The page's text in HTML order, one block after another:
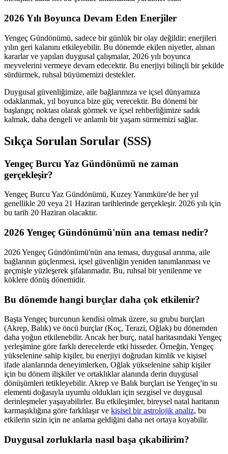
2026 Yılı Boyunca Devam Eden Enerjiler
Yengeç Gündönümü, sadece bir günlük bir olay değildir; enerjileri
yılın geri kalanını etkileyebilir. Bu dönemde ekilen niyetler, alınan
kararlar ve yapılan duygusal çalışmalar, 2026 yılı boyunca
meyvelerini vermeye devam edecektir. Bu enerjiyi bilinçli bir şekilde
sürdürmek, ruhsal büyümemizi destekler.
Duygusal güvenliğimize, aile bağlarımıza ve içsel dünyamıza
odaklanmak, yıl boyunca bize güç verecektir. Bu dönemi bir
başlangıç noktası olarak görmek ve içsel rehberliğimize sadık
kalmak, daha dengeli ve anlamlı bir yaşam sürmemizi sağlar.
Sıkça Sorulan Sorular (SSS)
Yengeç Burcu Yaz Gündönümü ne zaman
gerçekleşir?
Yengeç Burcu Yaz Gündönümü, Kuzey Yarımküre'de her yıl
genellikle 20 veya 21 Haziran tarihlerinde gerçekleşir. 2026 yılı için
bu tarih 20 Haziran olacaktır.
2026 Yengeç Gündönümü'nün ana teması nedir?
2026 Yengeç Gündönümü'nün ana teması, duygusal arınma, aile
bağlarının güçlenmesi, içsel güvenliğin yeniden tanımlanması ve
geçmişle yüzleşerek şifalanmadır. Bu, ruhsal bir yenilenme ve
köklere dönüş dönemidir.
Bu dönemde hangi burçlar daha çok etkilenir?
Başta Yengeç burcunun kendisi olmak üzere, su grubu burçları
(Akrep, Balık) ve öncü burçlar (Koç, Terazi, Oğlak) bu dönemden
daha yoğun etkilenebilir. Ancak her burç, natal haritasındaki Yengeç
yerleşimine göre farklı derecelerde etki hisseder. Örneğin, Yengeç
yükselenine sahip kişiler, bu enerjiyi doğrudan kimlik ve kişisel
ifade alanlarında deneyimlerken, Oğlak yükselenine sahip kişiler
için bu dönem ilişkiler ve ortaklıklar alanında derin duygusal
dönüşümleri tetikleyebilir. Akrep ve Balık burçları ise Yengeç'in su
elementi doğasıyla uyumlu oldukları için sezgisel ve duygusal
derinleşmeler yaşayabilirler. Bu etkileşimler, bireysel natal haritanın
karmaşıklığına göre farklılaşır ve kişisel bir astrolojik analiz, bu
etkilerin sizin için ne anlama geldiğini daha net ortaya koyabilir.
Duygusal zorluklarla nasıl başa çıkabilirim?